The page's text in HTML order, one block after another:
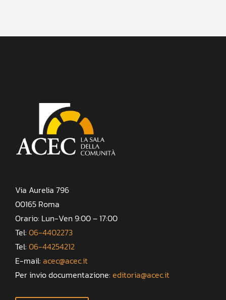
Via Aurelia 796
00165 Roma
Orario: Lun-Ven 9:00 – 17:00
Tel: 06-4402273
Tel: 06-44254212
E-mail: acec@acec.it
Per invio documentazione: editoria@acec.it